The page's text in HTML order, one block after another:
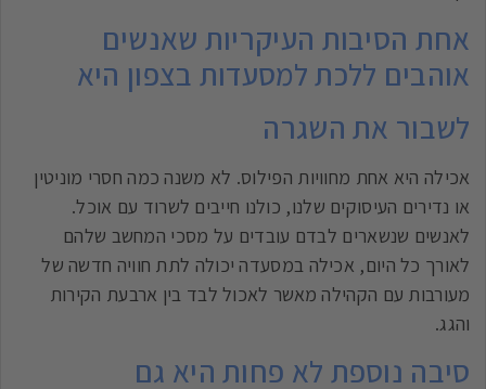
אחת הסיבות העיקריות שאנשים
אוהבים ללכת למסעדות בצפון היא
לשבור את השגרה
אכילה היא אחת מחוויות הפילוס. לא משנה כמה חסרי מוניטין
או נדירים העיסוקים שלנו, כולנו חייבים לשרוד עם אוכל.
לאנשים שנשארים לבדם עובדים על מסכי המחשב שלהם
לאורך כל היום, אכילה במסעדה יכולה לתת חוויה חדשה של
מעורבות עם הקהילה מאשר לאכול לבד בין ארבעת הקירות
והגג.
סיבה נוספת לא פחות היא גם